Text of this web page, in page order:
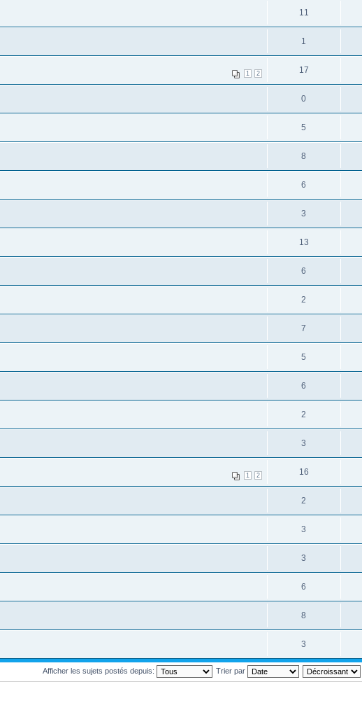
11
1
1 2 17
0
5
8
6
3
13
6
2
7
5
6
2
3
1 2 16
2
3
3
6
8
3
Afficher les sujets postés depuis: Trier par